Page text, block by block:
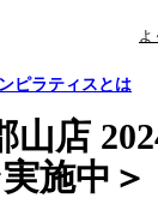
よ
ピラティスとは
店
施中＞